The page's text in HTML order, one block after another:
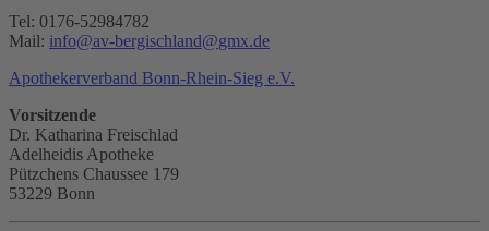
Tel: 0176-52984782
Mail: info@av-bergischland@gmx.de
Apothekerverband Bonn-Rhein-Sieg e.V.
Vorsitzende
Dr. Katharina Freischlad
Adelheidis Apotheke
Pützchens Chaussee 179
53229 Bonn